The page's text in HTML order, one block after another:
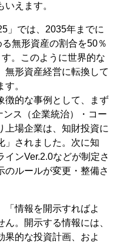
えます。
」では、2035年までに
無形資産の割合を50％
。このように世界的な
無形資産経営に転換して
。
徴的な事例として、まず
ス（企業統治）・コー
上場企業は、知財投資に
」されました。次に知
ンVer.2.0などが制定さ
のルールが変更・整備さ
「情報を開示すればよ
。開示する情報には、
果的な投資計画、およ